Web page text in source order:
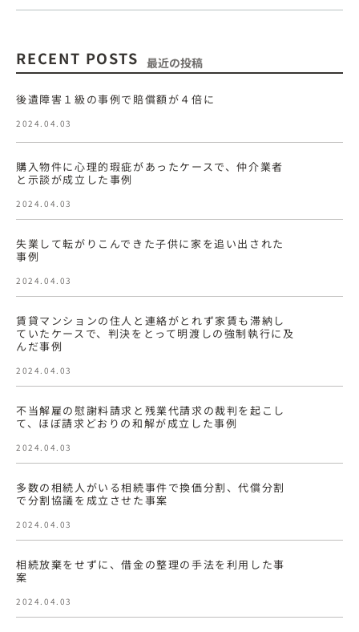
RECENT POSTS 最近の投稿
後遺障害１級の事例で賠償額が４倍に
2024.04.03
購入物件に心理的瑕疵があったケースで、仲介業者
と示談が成立した事例
2024.04.03
失業して転がりこんできた子供に家を追い出された
事例
2024.04.03
賃貸マンションの住人と連絡がとれず家賃も滞納し
ていたケースで、判決をとって明渡しの強制執行に及
んだ事例
2024.04.03
不当解雇の慰謝料請求と残業代請求の裁判を起こし
て、ほぼ請求どおりの和解が成立した事例
2024.04.03
多数の相続人がいる相続事件で換価分割、代償分割
で分割協議を成立させた事案
2024.04.03
相続放棄をせずに、借金の整理の手法を利用した事
案
2024.04.03